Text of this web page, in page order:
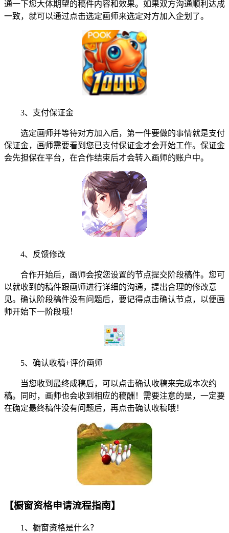
通一下您大体期望的稿件内容和效果。如果双方沟通顺利达成
一致，就可以通过点击选定画师来选定对方加入企划了。
3、支付保证金
选定画师并等待对方加入后，第一件要做的事情就是支付
保证金，画师需要看到您已支付保证金才会开始工作。保证金
会先担保在平台，在合作结束后才会转入画师的账户中。
4、反馈修改
合作开始后，画师会按您设置的节点提交阶段稿件。您可
以就收到的稿件跟画师进行详细的沟通，提出合理的修改意
见。确认阶段稿件没有问题后，要记得点击确认节点，以便画
师开始下一阶段哦！
5、确认收稿+评价画师
当您收到最终成稿后，可以点击确认收稿来完成本次约
稿。同时，画师也会收到相应的稿酬！需要注意的是，一定要
在确定最终稿件没有问题后，再点击确认收稿哦！
【橱窗资格申请流程指南】
1、橱窗资格是什么？